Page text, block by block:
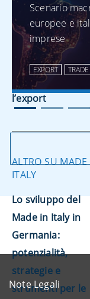
ALTRO SU
FINANCE
Digitalizzazione
trade finance:
leva strategica per
l’export
ALTRO SU
ITALY
Lo sviluppo del
Made in Italy in
Germania:
potenzialità,
strategie e
strumenti per le
Scenario
europee e
imprese
EXPORT
Note Legali